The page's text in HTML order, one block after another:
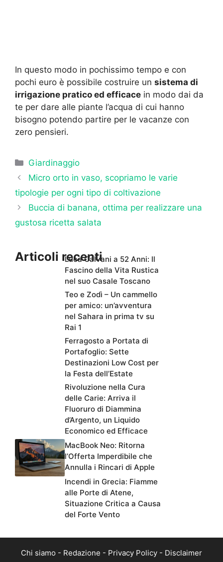
In questo modo in pochissimo tempo e con
pochi euro è possibile costruire un sistema di
irrigazione pratico ed efficace in modo dai da
te per dare alle piante l’acqua di cui hanno
bisogno potendo partire per le vacanze con
zero pensieri.
Categorie
Giardinaggio
Micro orto in vaso, scopriamo le varie
tipologie per ogni tipo di coltivazione
Buccia di banana, ottima per realizzare una
gustosa ricetta salata
Articoli recentiLuca Calvani a 52 Anni: Il
Fascino della Vita Rustica
nel suo Casale Toscano
Teo e Zodì – Un cammello
per amico: un’avventura
nel Sahara in prima tv su
Rai 1
Ferragosto a Portata di
Portafoglio: Sette
Destinazioni Low Cost per
la Festa dell’Estate
Rivoluzione nella Cura
delle Carie: Arriva il
Fluoruro di Diammina
d’Argento, un Liquido
Economico ed Efficace
MacBook Neo: Ritorna
l’Offerta Imperdibile che
Annulla i Rincari di Apple
Incendi in Grecia: Fiamme
alle Porte di Atene,
Situazione Critica a Causa
del Forte Vento
Chi siamo - Redazione - Privacy Policy - Disclaimer